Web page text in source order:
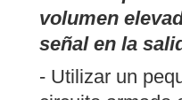
inversión del
que han
DOS y un
Publicamos
volumen
señal en la
- Utilizar un